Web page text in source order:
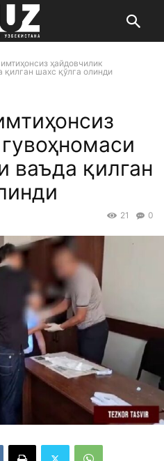
ҳайдовчилик
шахс қўлга олинди
ваъда қилган
0
21